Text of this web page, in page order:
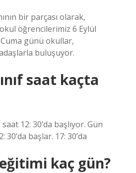
bir parçası olarak,
öğrencilerimiz 6 Eylül
günü okullar,
buluşuyor.
saat kaçta
12: 30’da başlıyor. Gün
başlar. 17: 30’da
kaç gün?